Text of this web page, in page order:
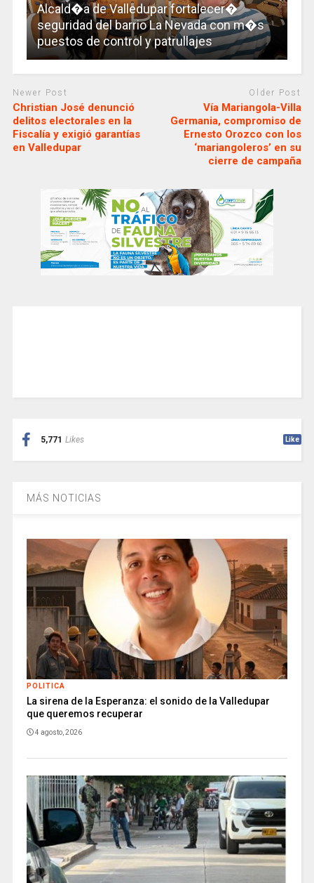
Alcald�a de Valledupar fortalecer�
seguridad del barrio La Nevada con m�s
puestos de control y patrullajes
Newer Post
Christian José denunció
delitos electorales en la
Fiscalía y exigió garantías
en Valledupar
Older Post
Vía Mariangola-Villa
Germania, compromiso de
Ernesto Orozco con los
‘mariangoleros’ en su
cierre de campaña
5,771 Likes Like
MÁS NOTICIAS
POLITICA
La sirena de la Esperanza: el sonido de la Valledupar
que queremos recuperar
4 agosto, 2026